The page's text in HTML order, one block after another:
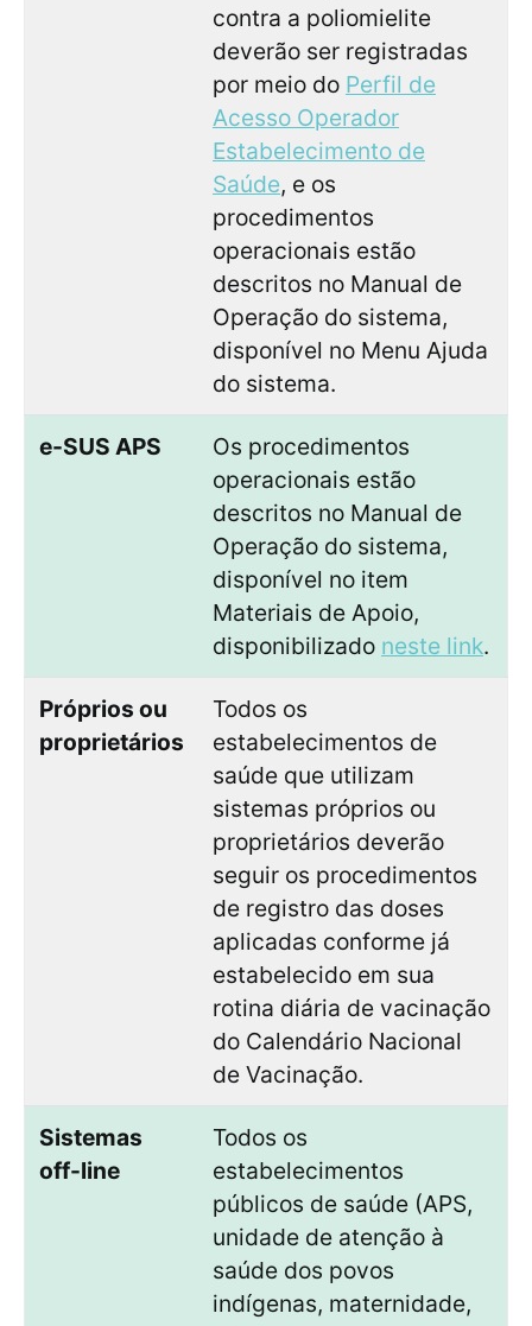
contra a poliomielite
deverão ser registradas
por meio do Perfil de
Acesso Operador
Estabelecimento de
Saúde, e os
procedimentos
operacionais estão
descritos no Manual de
Operação do sistema,
disponível no Menu Ajuda
do sistema.
e-SUS APS
Os procedimentos
operacionais estão
descritos no Manual de
Operação do sistema,
disponível no item
Materiais de Apoio,
disponibilizado neste link.
Próprios ou
proprietários
Todos os
estabelecimentos de
saúde que utilizam
sistemas próprios ou
proprietários deverão
seguir os procedimentos
de registro das doses
aplicadas conforme já
estabelecido em sua
rotina diária de vacinação
do Calendário Nacional
de Vacinação.
Sistemas
off-line
Todos os
estabelecimentos
públicos de saúde (APS,
unidade de atenção à
saúde dos povos
indígenas, maternidade,